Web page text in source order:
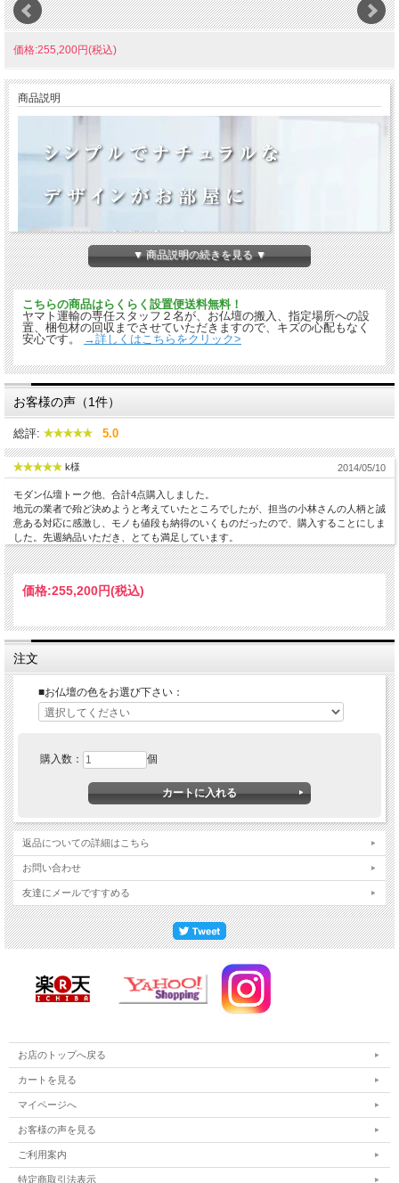
価格:255,200円(税込)
商品説明
▼ 商品説明の続きを見る ▼
こちらの商品はらくらく設置便送料無料！
ヤマト運輸の専任スタッフ２名が、お仏壇の搬入、指定場所への設
置、梱包材の回収までさせていただきますので、キズの心配もなく
安心です。
→詳しくはこちらをクリック>
お客様の声（1件）
総評: 5.0
k様 2014/05/10
モダン仏壇トーク他、合計4点購入しました。
地元の業者で殆ど決めようと考えていたところでしたが、担当の小林さんの人柄と誠
意ある対応に感激し、モノも値段も納得のいくものだったので、購入することにしま
した。先週納品いただき、とても満足しています。
価格:255,200円(税込)
注文
■お仏壇の色をお選び下さい：
購入数： 個
返品についての詳細はこちら
お問い合わせ
友達にメールですすめる
お店のトップへ戻る
カートを見る
マイページへ
お客様の声を見る
ご利用案内
特定商取引法表示